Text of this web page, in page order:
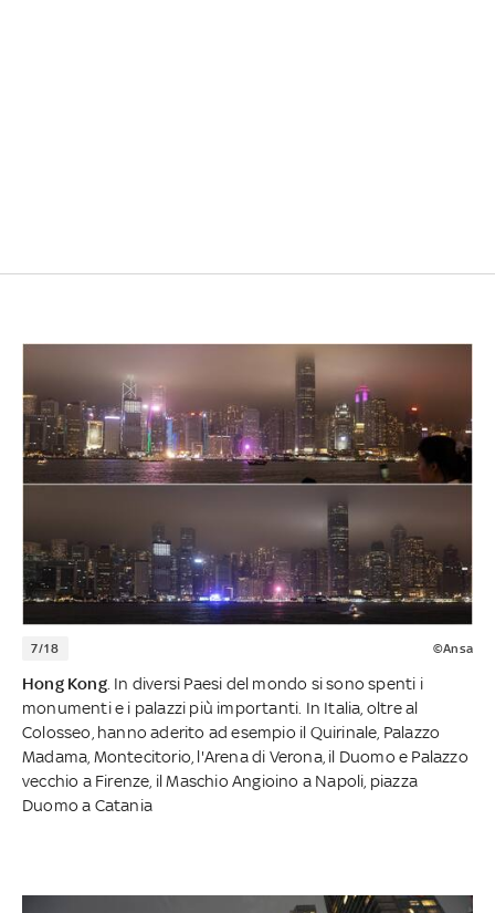
7/18 ©Ansa
Hong Kong. In diversi Paesi del mondo si sono spenti i
monumenti e i palazzi più importanti. In Italia, oltre al
Colosseo, hanno aderito ad esempio il Quirinale, Palazzo
Madama, Montecitorio, l'Arena di Verona, il Duomo e Palazzo
vecchio a Firenze, il Maschio Angioino a Napoli, piazza
Duomo a Catania